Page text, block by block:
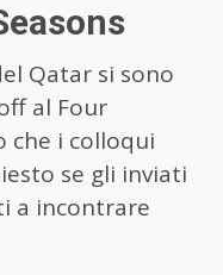
Qatar si sono
al Four
che i colloqui
se gli inviati
a incontrare